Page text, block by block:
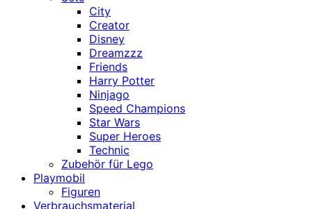
City
Creator
Disney
Dreamzzz
Friends
Harry Potter
Ninjago
Speed Champions
Star Wars
Super Heroes
Technic
Zubehör für Lego
Playmobil
Figuren
Verbrauchsmaterial